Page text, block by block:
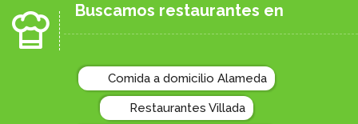
Buscamos restaurantes en
Comida a domicilio Alameda
Restaurantes Villada